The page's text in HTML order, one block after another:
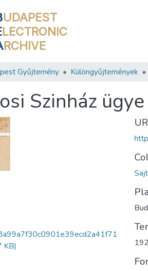
UDAPEST
LECTRONIC
RCHIVE
Gyűjtemény Különgyűjtemények
Szinház ügye